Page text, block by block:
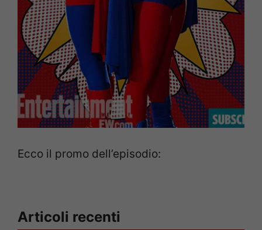
Ecco il promo dell’episodio:
Articoli recenti